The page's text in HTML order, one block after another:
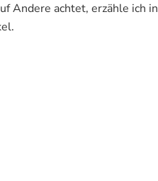
Andere achtet, erzähle ich in